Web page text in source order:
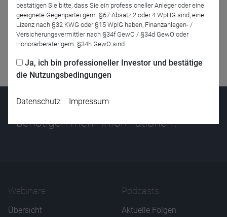
Haben Sie Fragen oder
benötigen mehr Informationen?
Webinare
Übersicht
Podcasts
Aktuelle Folgen
bestätigen Sie bitte, dass Sie ein professioneller Anleger oder eine
geeignete Gegenpartei gem. §67 Absatz 2 oder 4 WpHG sind, eine
Lizenz nach §32 KWG oder §15 WpIG haben, Finanzanlagen- /
Versicherungsvermittler nach §34f GewO / §34d GewO oder
Honorarberater gem. §34h GewO sind.
Ja, ich bin professioneller Investor und bestätige
die Nutzungsbedingungen
Datenschutz Impressum
Anbieter